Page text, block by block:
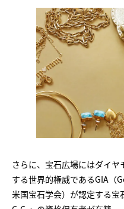
さらに、宝石広場にはダイヤ
する世界的権威であるGIA
米国宝石学会）が認定する宝